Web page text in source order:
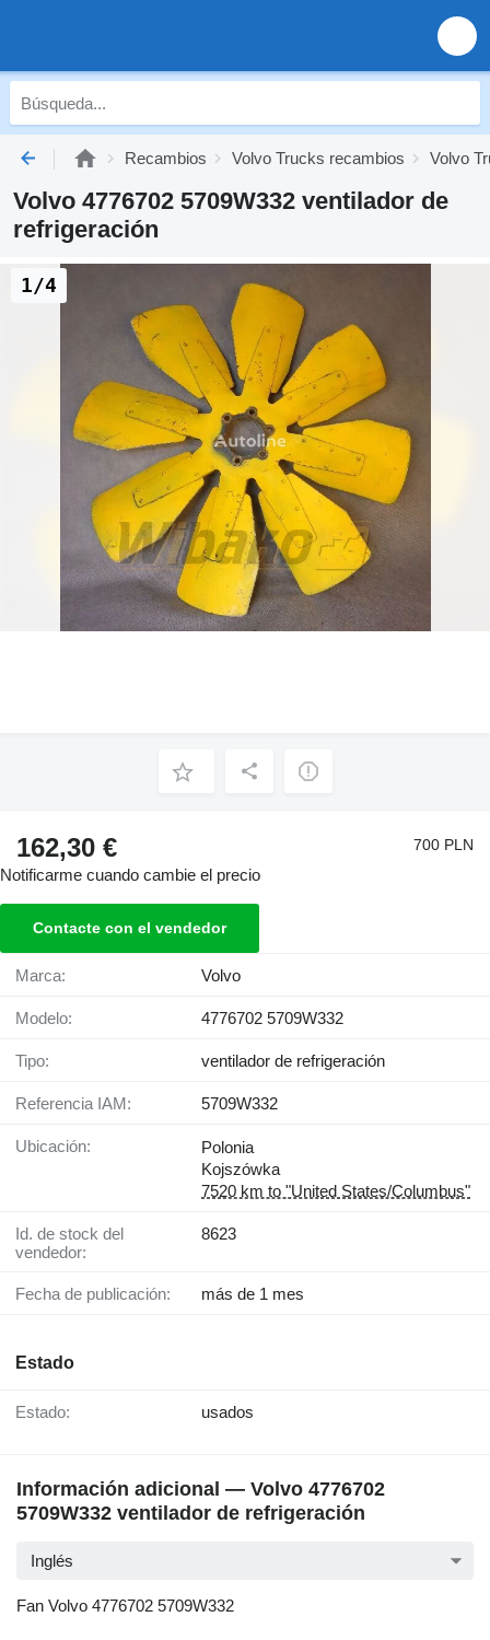
Recambios Volvo Trucks recambios Volvo
Volvo 4776702 5709W332 ventilador de
refrigeración
1/4
162,30 € 700 PLN
Notificarme cuando cambie el precio
Contacte con el vendedor
Marca: Volvo
Modelo: 4776702 5709W332
Tipo: ventilador de refrigeración
Referencia IAM: 5709W332
Ubicación:
Polonia
Kojszówka
7520 km to "United States/Columbus"
Id. de stock del
vendedor:
8623
Fecha de publicación: más de 1 mes
Estado
Estado: usados
Información adicional — Volvo 4776702
5709W332 ventilador de refrigeración
Inglés
Fan Volvo 4776702 5709W332